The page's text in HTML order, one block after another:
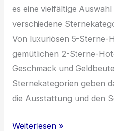
es eine vielfältige
verschiedene
Von luxuriösen 5-Sterne-
gemütlichen 2-Sterne-
Geschmack und
Sternekategorien geben
die Ausstattung und den
Einzigartige
Weiterlesen »